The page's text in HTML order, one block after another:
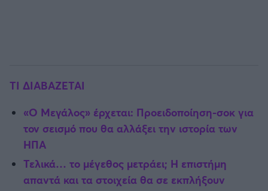
ΤΙ ΔΙΑΒΑΖΕΤΑΙ
«Ο Μεγάλος» έρχεται: Προειδοποίηση-σοκ για
τον σεισμό που θα αλλάξει την ιστορία των
ΗΠΑ
Τελικά… το μέγεθος μετράει; Η επιστήμη
απαντά και τα στοιχεία θα σε εκπλήξουν